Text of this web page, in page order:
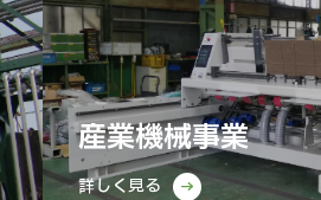
産業機械事業
詳しく見る